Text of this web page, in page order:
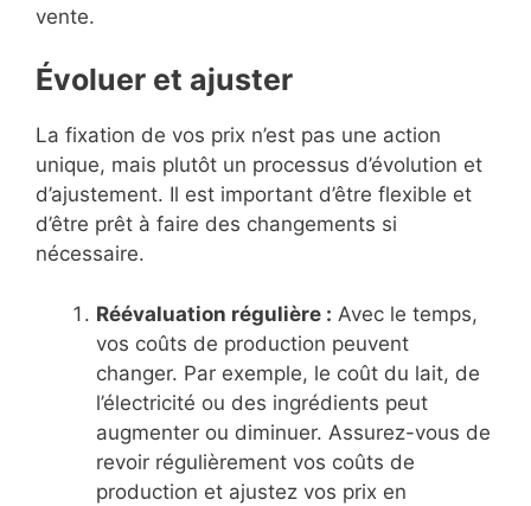
vente.
Évoluer et ajuster
La fixation de vos prix n’est pas une action
unique, mais plutôt un processus d’évolution et
d’ajustement. Il est important d’être flexible et
d’être prêt à faire des changements si
nécessaire.
Réévaluation régulière : Avec le temps,
vos coûts de production peuvent
changer. Par exemple, le coût du lait, de
l’électricité ou des ingrédients peut
augmenter ou diminuer. Assurez-vous de
revoir régulièrement vos coûts de
production et ajustez vos prix en